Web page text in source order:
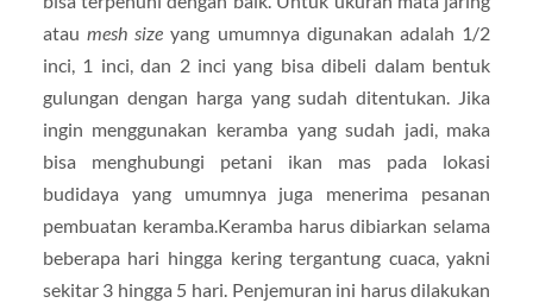
atau mesh size yang umumnya digunakan adalah 1/2
inci, 1 inci, dan 2 inci yang bisa dibeli dalam bentuk
gulungan dengan harga yang sudah ditentukan. Jika
ingin menggunakan keramba yang sudah jadi, maka
bisa menghubungi petani ikan mas pada lokasi
budidaya yang umumnya juga menerima pesanan
pembuatan keramba.Keramba harus dibiarkan selama
beberapa hari hingga kering tergantung cuaca, yakni
sekitar 3 hingga 5 hari. Penjemuran ini harus dilakukan